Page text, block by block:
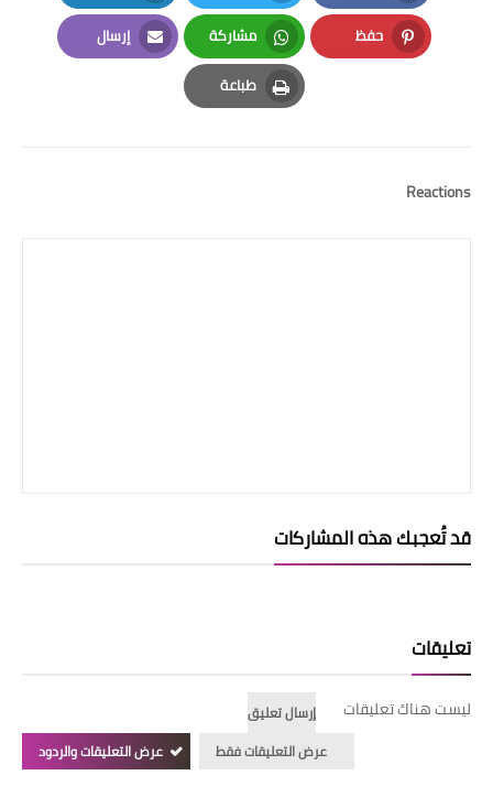
Facebook
Twitter
LinkedIn
حفظ
Pinterest
مشاركة
Whatsapp
إرسال
Email
طباعة
Print
Reactions
قد تُعجبك هذه المشاركات
تعليقات
ليست هناك تعليقات
إرسال تعليق
عرض التعليقات فقط
عرض التعليقات والردود